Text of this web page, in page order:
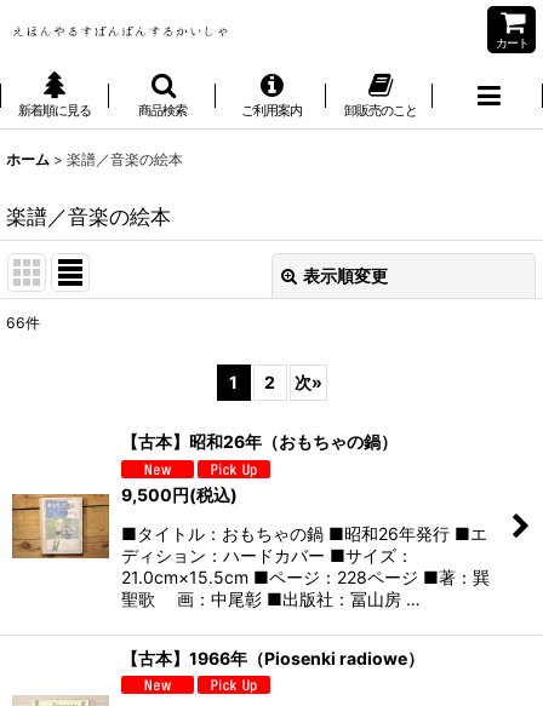
カート
新着順に見る 商品検索 ご利用案内 卸販売のこと
ホーム > 楽譜／音楽の絵本
楽譜／音楽の絵本
表示順変更
絞り込む
66件
1 2 次»
【古本】昭和26年（おもちゃの鍋）
9,500円(税込)
■タイトル：おもちゃの鍋 ■昭和26年発行 ■エ
ディション：ハードカバー ■サイズ：
21.0cm×15.5cm ■ページ：228ページ ■著：巽
聖歌 画：中尾彰 ■出版社：冨山房 …
【古本】1966年（Piosenki radiowe）